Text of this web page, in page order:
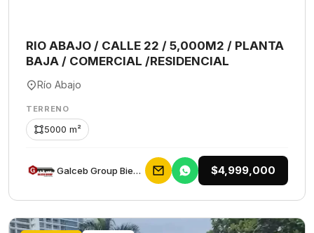
RIO ABAJO / CALLE 22 / 5,000M2 / PLANTA
BAJA / COMERCIAL /RESIDENCIAL
Río Abajo
TERRENO
5000 m²
Galceb Group Bienes Raices $4,999,000